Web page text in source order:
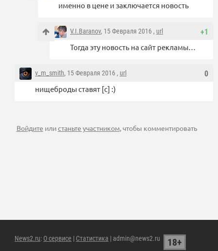
именно в цене и заключается новость
+1
V.I.Baranov, 15 Февраля 2016 , url
Тогда эту новость на сайт рекламы…
0
v_m_smith, 15 Февраля 2016 , url
нищеброды ставят [с] :)
Войдите илистаньте участником, чтобы комментировать
News2.ru: О сервисе | Статистика | admin@news2.ru 18+